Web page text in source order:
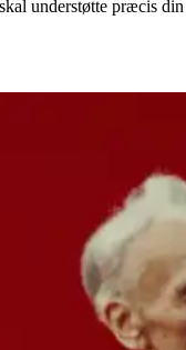
understøtte præcis din